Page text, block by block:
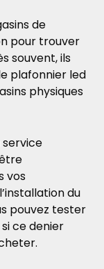
de
pour trouver
souvent, ils
plafonnier led
physiques
service
vos
du
pouvez tester
ce denier